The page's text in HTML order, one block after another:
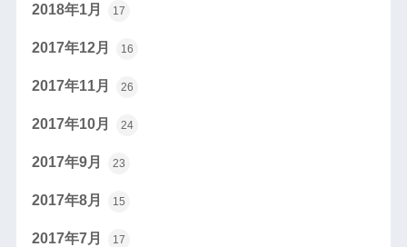
2018年1月 17
2017年12月 16
2017年11月 26
2017年10月 24
2017年9月 23
2017年8月 15
2017年7月 17